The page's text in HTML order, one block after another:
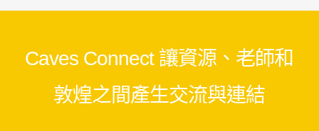
Caves Connect 讓資源、老師和
敦煌之間產生交流與連結